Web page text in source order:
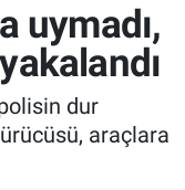
uymadı,
dur
araçlara